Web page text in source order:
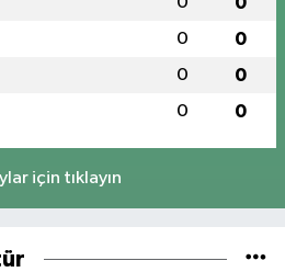
0 0
0 0
0 0
için tıklayın